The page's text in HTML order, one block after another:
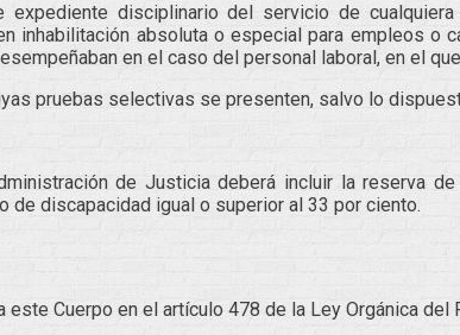
expediente disciplinario del servicio de
inhabilitación absoluta o especial para empleos
en el caso del personal laboral, en el
pruebas selectivas se presenten, salvo lo
de Justicia deberá incluir la reserva
de discapacidad igual o superior al 33 por ciento.
Cuerpo en el artículo 478 de la Ley Orgánica